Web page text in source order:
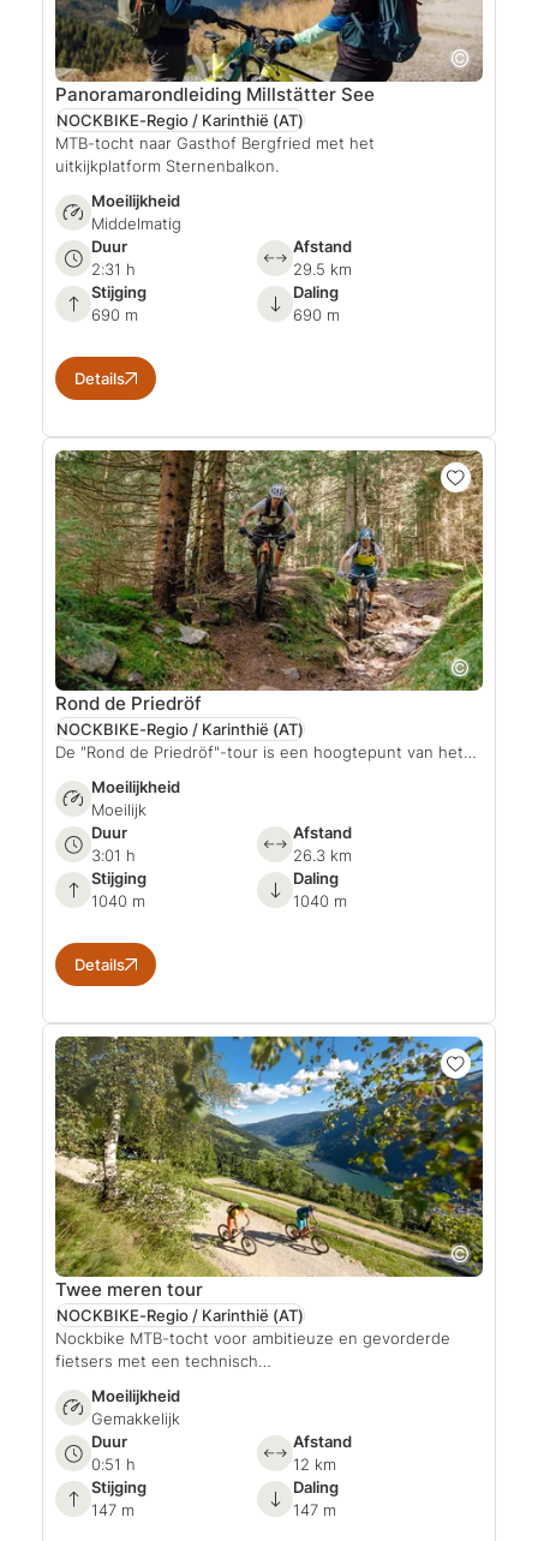
Panoramarondleiding Millstätter See
NOCKBIKE-Regio / Karinthië (AT)
MTB-tocht naar Gasthof Bergfried met het
uitkijkplatform Sternenbalkon.
Moeilijkheid
Middelmatig
Duur
2:31 h
Afstand
29.5 km
Stijging
690 m
Daling
690 m
Details
Rond de Priedröf
NOCKBIKE-Regio / Karinthië (AT)
De "Rond de Priedröf"-tour is een hoogtepunt van het…
Moeilijkheid
Moeilijk
Duur
3:01 h
Afstand
26.3 km
Stijging
1040 m
Daling
1040 m
Details
Twee meren tour
NOCKBIKE-Regio / Karinthië (AT)
Nockbike MTB-tocht voor ambitieuze en gevorderde
fietsers met een technisch…
Moeilijkheid
Gemakkelijk
Duur
0:51 h
Afstand
12 km
Stijging
147 m
Daling
147 m